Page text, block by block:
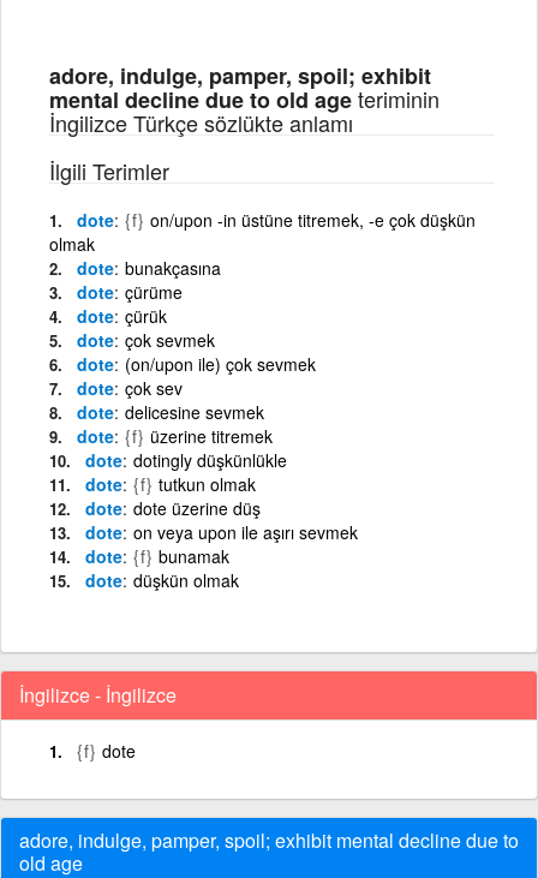
adore, indulge, pamper, spoil; exhibit
mental decline due to old ageteriminin
İngilizce Türkçe sözlükte anlamı
İlgili Terimler
dote {f} on/upon -in üstüne titremek, -e çok düşkün
olmak
dote bunakçasına
dote çürüme
dote çürük
dote çok sevmek
dote (on/upon ile) çok sevmek
dote çok sev
dote delicesine sevmek
dote {f} üzerine titremek
dote dotingly düşkünlükle
dote {f} tutkun olmak
dote dote üzerine düş
dote on veya upon ile aşırı sevmek
dote {f} bunamak
dote düşkün olmak
İngilizce - İngilizce
{f} dote
adore, indulge, pamper, spoil; exhibit mental decline due to
old age